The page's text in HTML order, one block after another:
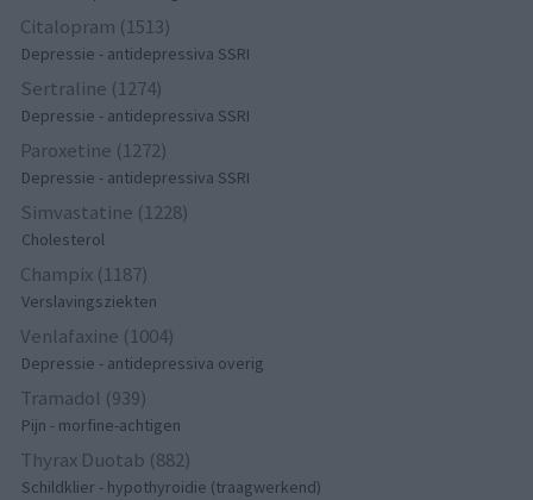
Citalopram (1513)
Depressie - antidepressiva SSRI
Sertraline (1274)
Depressie - antidepressiva SSRI
Paroxetine (1272)
Depressie - antidepressiva SSRI
Simvastatine (1228)
Cholesterol
Champix (1187)
Verslavingsziekten
Venlafaxine (1004)
Depressie - antidepressiva overig
Tramadol (939)
Pijn - morfine-achtigen
Thyrax Duotab (882)
Schildklier - hypothyroidie (traagwerkend)